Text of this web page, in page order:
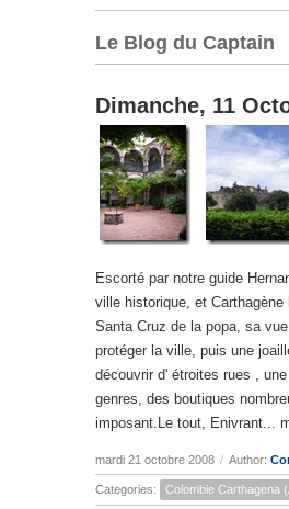
Le Blog du Captain
Dimanche, 11
Escorté par notre guide
ville historique, et
Santa Cruz de la popa, sa
protéger la ville, puis une
découvrir d' étroites rues ,
genres, des boutiques
imposant.Le tout, Enivrant...
mardi 21 octobre 2008 / Author:
Categories: Colombie Carthagena